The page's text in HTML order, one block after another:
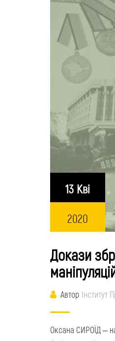
13 Кві
2020
Докази
Автор Інститут
Оксана СИРОЇД –